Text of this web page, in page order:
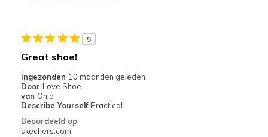
Travel
Width
Sizing
5
Great shoe!
Ingezonden 10 maanden geleden
Door Love Shoe
van Ohio
Describe Yourself Practical
Beoordeeld op
skechers.com